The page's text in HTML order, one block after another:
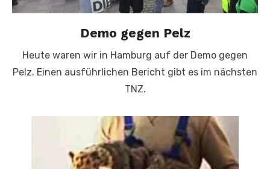
Demo gegen Pelz
Heute waren wir in Hamburg auf der Demo gegen
Pelz. Einen ausführlichen Bericht gibt es im nächsten
TNZ.